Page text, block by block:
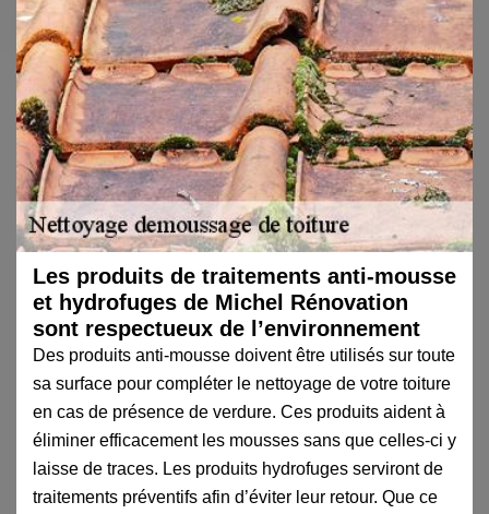
Les produits de traitements anti-mousse
et hydrofuges de Michel Rénovation
sont respectueux de l’environnement
Des produits anti-mousse doivent être utilisés sur toute
sa surface pour compléter le nettoyage de votre toiture
en cas de présence de verdure. Ces produits aident à
éliminer efficacement les mousses sans que celles-ci y
laisse de traces. Les produits hydrofuges serviront de
traitements préventifs afin d’éviter leur retour. Que ce